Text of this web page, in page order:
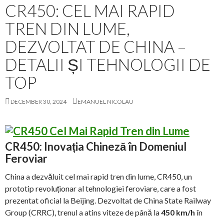
CR450: CEL MAI RAPID
TREN DIN LUME,
DEZVOLTAT DE CHINA –
DETALII ȘI TEHNOLOGII DE
TOP
DECEMBER 30, 2024 EMANUEL NICOLAU
CR450: Inovația Chineză în Domeniul
Feroviar
China a dezvăluit cel mai rapid tren din lume, CR450, un
prototip revoluționar al tehnologiei feroviare, care a fost
prezentat oficial la Beijing. Dezvoltat de China State Railway
Group (CRRC), trenul a atins viteze de până la450 km/h în